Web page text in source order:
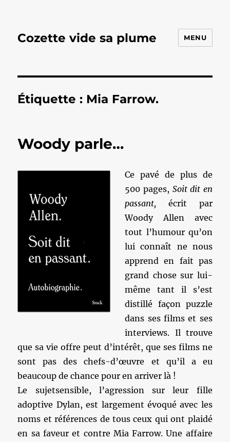
Cozette vide sa plume MENU
Étiquette : Mia Farrow.
Woody parle…
Ce pavé de plus de
500 pages, Soit dit en
passant, écrit par
Woody Allen avec
tout l’humour qu’on
lui connaît ne nous
apprend en fait pas
grand chose sur lui-
même tant il s’est
distillé façon puzzle
dans ses films et ses
interviews. Il trouve
que sa vie offre peut d’intérêt, que ses films ne
sont pas des chefs-d’œuvre et qu’il a eu
beaucoup de chance pour en arriver là !
Le sujetsensible, l’agression sur leur fille
adoptive Dylan, est largement évoqué avec les
noms et références de tous ceux qui ont plaidé
en sa faveur et contre Mia Farrow. Une affaire